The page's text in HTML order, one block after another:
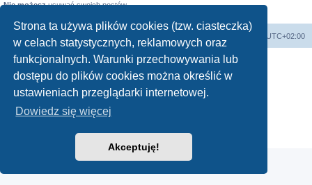
Strona ta używa plików cookies (tzw. ciasteczka)
w celach statystycznych, reklamowych oraz
funkcjonalnych. Warunki przechowywania lub
dostępu do plików cookies można określić w
ustawieniach przeglądarki internetowej.
Dowiedz się więcej
Akceptuję!
Nie możeszusuwać swoich postów
UTC+02:00
Technologię dostarcza
Zasady ochrony danych osobowych